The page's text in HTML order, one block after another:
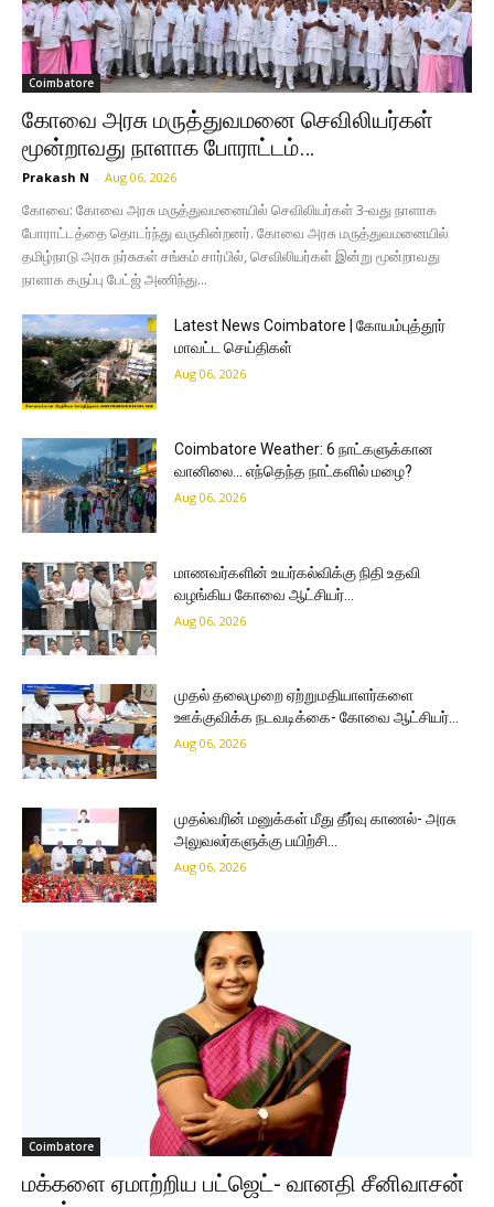
Coimbatore
கோவை அரசு மருத்துவமனை செவிலியர்கள்
மூன்றாவது நாளாக போராட்டம்…
Prakash N - Aug 06, 2026
கோவை: கோவை அரசு மருத்துவமனையில் செவிலியர்கள் 3-வது நாளாக
போராட்டத்தை தொடர்ந்து வருகின்றனர். கோவை அரசு மருத்துவமனையில்
தமிழ்நாடு அரசு நர்சுகள் சங்கம் சார்பில், செவிலியர்கள் இன்று மூன்றாவது
நாளாக கருப்பு பேட்ஜ் அணிந்து...
Latest News Coimbatore | கோயம்புத்தூர்
மாவட்ட செய்திகள்
Aug 06, 2026
Coimbatore Weather: 6 நாட்களுக்கான
வானிலை… எந்தெந்த நாட்களில் மழை?
Aug 06, 2026
மாணவர்களின் உயர்கல்விக்கு நிதி உதவி
வழங்கிய கோவை ஆட்சியர்…
Aug 06, 2026
முதல் தலைமுறை ஏற்றுமதியாளர்களை
ஊக்குவிக்க நடவடிக்கை- கோவை ஆட்சியர்…
Aug 06, 2026
முதல்வரின் மனுக்கள் மீது தீர்வு காணல்- அரசு
அலுவலர்களுக்கு பயிற்சி…
Aug 06, 2026
Coimbatore
மக்களை ஏமாற்றிய பட்ஜெட்- வானதி சீனிவாசன்